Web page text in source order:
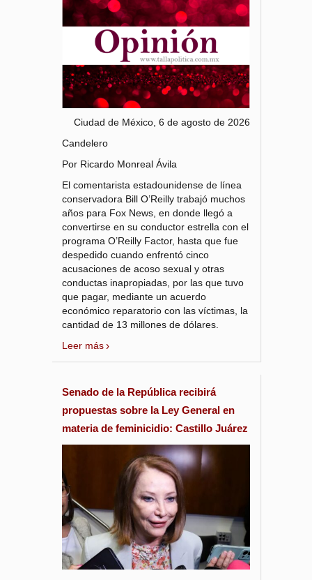
Ciudad de México, 6 de agosto de 2026
Candelero
Por Ricardo Monreal Ávila
El comentarista estadounidense de línea
conservadora Bill O’Reilly trabajó muchos
años para Fox News, en donde llegó a
convertirse en su conductor estrella con el
programa O’Reilly Factor, hasta que fue
despedido cuando enfrentó cinco
acusaciones de acoso sexual y otras
conductas inapropiadas, por las que tuvo
que pagar, mediante un acuerdo
económico reparatorio con las víctimas, la
cantidad de 13 millones de dólares.
Leer más
Senado de la República recibirá
propuestas sobre la Ley General en
materia de feminicidio: Castillo Juárez